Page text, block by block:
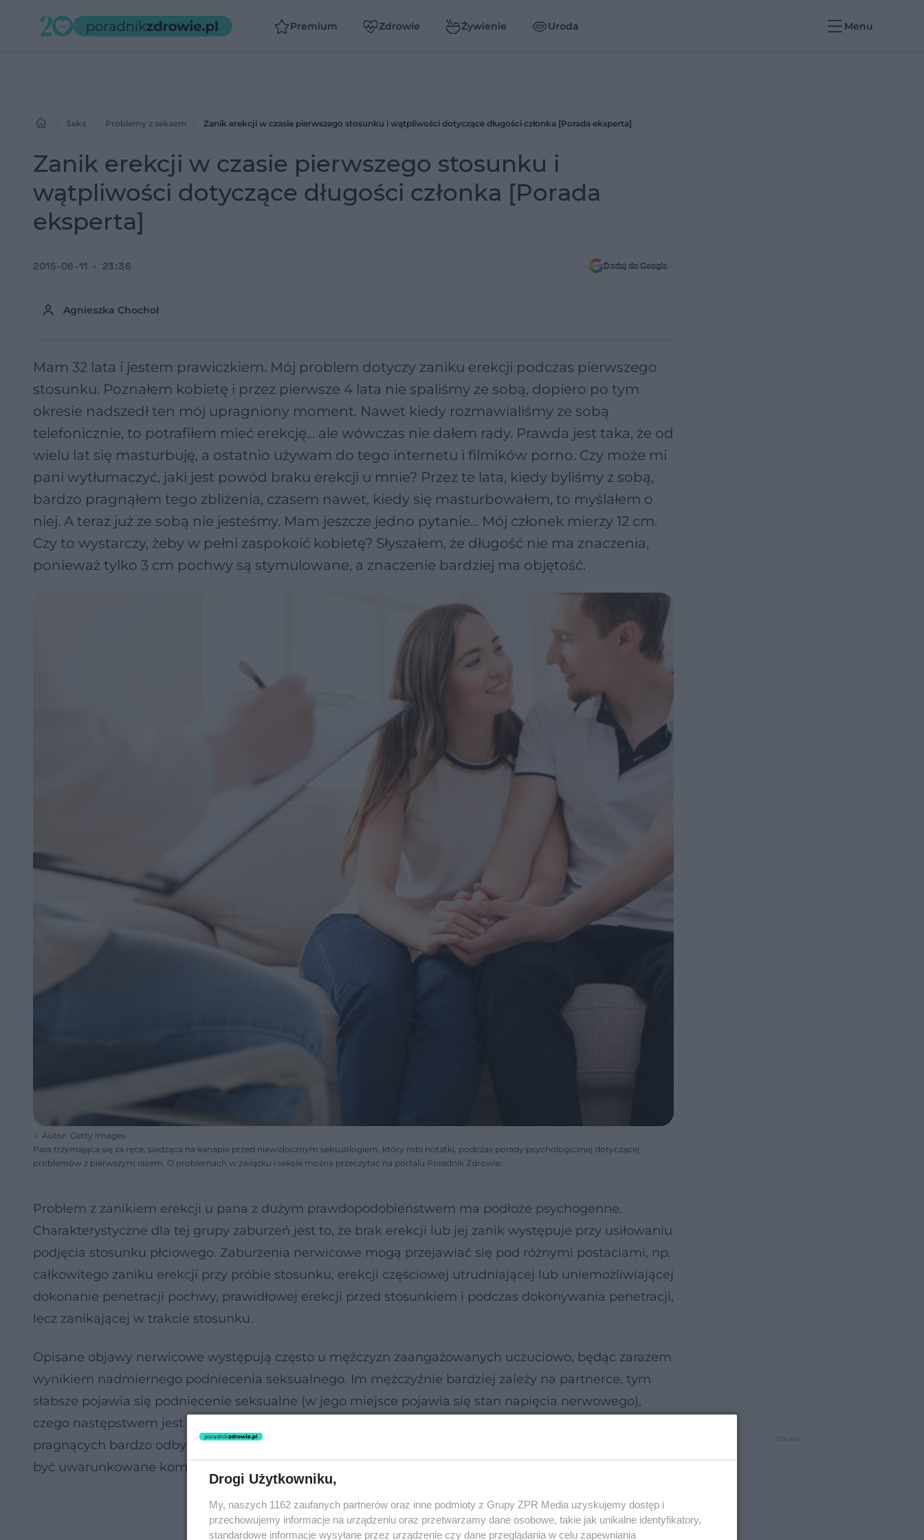
Premium Zdrowie Żywienie Uroda Menu
Seks Problemy z seksem Zanik erekcji w czasie pierwszego stosunku i wątpliwości dotyczące długości członka [Porada eksperta]
Zanik erekcji w czasie pierwszego stosunku i
wątpliwości dotyczące długości członka [Porada
eksperta]
Agnieszka Chochoł
2015-06-11 23:36 Dodaj do Google
Mam 32 lata i jestem prawiczkiem. Mój problem dotyczy zaniku erekcji podczas pierwszego
stosunku. Poznałem kobietę i przez pierwsze 4 lata nie spaliśmy ze sobą, dopiero po tym
okresie nadszedł ten mój upragniony moment. Nawet kiedy rozmawialiśmy ze sobą
telefonicznie, to potrafiłem mieć erekcję... ale wówczas nie dałem rady. Prawda jest taka, że od
wielu lat się masturbuję, a ostatnio używam do tego internetu i filmików porno. Czy może mi
pani wytłumaczyć, jaki jest powód braku erekcji u mnie? Przez te lata, kiedy byliśmy z sobą,
bardzo pragnąłem tego zbliżenia, czasem nawet, kiedy się masturbowałem, to myślałem o
niej. A teraz już ze sobą nie jesteśmy. Mam jeszcze jedno pytanie... Mój członek mierzy 12 cm.
Czy to wystarczy, żeby w pełni zaspokoić kobietę? Słyszałem, że długość nie ma znaczenia,
ponieważ tylko 3 cm pochwy są stymulowane, a znaczenie bardziej ma objętość.
Autor: Getty Images
Para trzymająca się za ręce, siedząca na kanapie przed niewidocznym seksuologiem, który robi notatki, podczas porady psychologicznej dotyczącej
problemów z pierwszym razem. O problemach w związku i seksie można przeczytać na portalu Poradnik Zdrowie.
Problem z zanikiem erekcji u pana z dużym prawdopodobieństwem ma podłoże psychogenne.
Charakterystyczne dla tej grupy zaburzeń jest to, że brak erekcji lub jej zanik występuje przy usiłowaniu
podjęcia stosunku płciowego. Zaburzenia nerwicowe mogą przejawiać się pod różnymi postaciami, np.
całkowitego zaniku erekcji przy próbie stosunku, erekcji częściowej utrudniającej lub uniemożliwiającej
dokonanie penetracji pochwy, prawidłowej erekcji przed stosunkiem i podczas dokonywania penetracji,
lecz zanikającej w trakcie stosunku.
Opisane objawy nerwicowe występują często u mężczyzn zaangażowanych uczuciowo, będąc zarazem
wynikiem nadmiernego podniecenia seksualnego. Im mężczyźnie bardziej zależy na partnerce, tym
słabsze pojawia się podniecenie seksualne (w jego miejsce pojawia się stan napięcia nerwowego),
czego następstwem jest osłabienie lub brak erekcji. Podobne objawy występują u mężczyzn
pragnących bardzo odbyć stosunek z bardzo atrakcyjną seksualnie kobietą. Zaburzenia erekcji mogą
być uwarunkowane kompleksami na tle lęku przed współżyciem, jako efekt pana długiej abstynencji.
Drogi Użytkowniku,
My, naszych 1162 zaufanych partnerów oraz inne podmioty z Grupy ZPR Media uzyskujemy dostęp i
przechowujemy informacje na urządzeniu oraz przetwarzamy dane osobowe, takie jak unikalne identyfikatory,
standardowe informacje wysyłane przez urządzenie czy dane przeglądania w celu zapewniania